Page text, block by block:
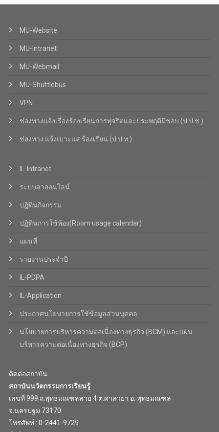
MU-Website
MU-Intranet
MU-Webmail
MU-Shuttlebus
VPN
ช่องทางแจ้งเรื่องร้องเรียนการทุจริตและประพฤติมิชอบ (ป.ป.ช.)
ช่องทาง แจ้งเบาะแส ร้องเรียน (ป.ป.ท.)
IL-Intranet
ระบบลาออนไลน์
ปฏิทินกิจกรรม
ปฏิทินการใช้ห้อง(Room usage calendar)
แผนที่
รายงานประจำปี
IL-PDPA
IL-Application
ประกาศนโยบายการใช้ข้อมูลส่วนบุคคล
นโยบายการบริหารความต่อเนื่องทางธุรกิจ (BCM) และแผน
บริหารความต่อเนื่องทางธุรกิจ (BCP)
ติดต่อสถาบัน
สถาบันนวัตกรรมการเรียนรู้
เลขที่ 999 ถ.พุทธมณฑลสาย 4 ต.ศาลายา อ. พุทธมณฑล
จ.นครปฐม 73170
โทรศัพท์ : 0-2441-9729